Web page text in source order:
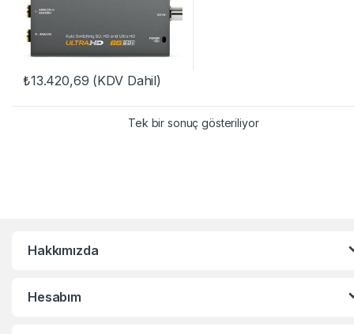
₺13.420,69 (KDV Dahil)
Tek bir sonuç gösteriliyor
Hakkımızda
Hesabım